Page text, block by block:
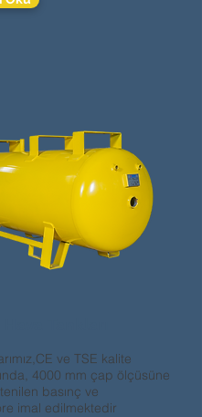
ve TSE kalite
4000 mm çap ölçüsüne
basınç ve
imal edilmektedir​